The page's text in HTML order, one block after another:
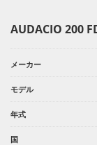
AUDACIO 200
メーカー
モデル
年式
国